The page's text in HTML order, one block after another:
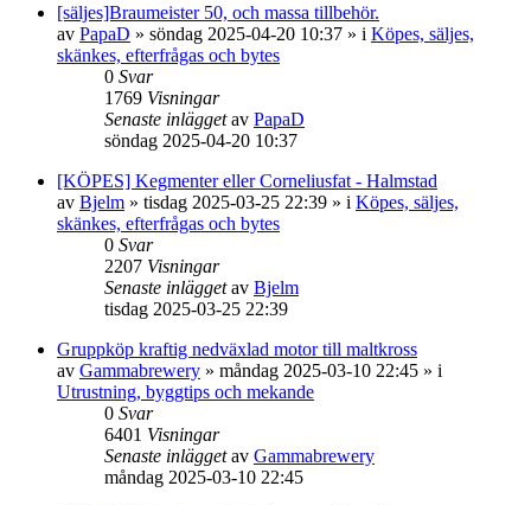
[säljes]Braumeister 50, och massa tillbehör.
av PapaD » söndag 2025-04-20 10:37 » i Köpes, säljes,
skänkes, efterfrågas och bytes
0 Svar
1769 Visningar
Senaste inläggetav PapaD
söndag 2025-04-20 10:37
[KÖPES] Kegmenter eller Corneliusfat - Halmstad
av Bjelm » tisdag 2025-03-25 22:39 » i Köpes, säljes,
skänkes, efterfrågas och bytes
0 Svar
2207 Visningar
Senaste inläggetav Bjelm
tisdag 2025-03-25 22:39
Gruppköp kraftig nedväxlad motor till maltkross
av Gammabrewery » måndag 2025-03-10 22:45 » i
Utrustning, byggtips och mekande
0 Svar
6401 Visningar
Senaste inläggetav Gammabrewery
måndag 2025-03-10 22:45